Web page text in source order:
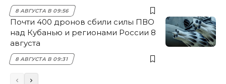
8 АВГУСТА В 09:56
Почти 400 дронов сбили силы ПВО
над Кубанью и регионами России 8
августа
8 АВГУСТА В 09:31